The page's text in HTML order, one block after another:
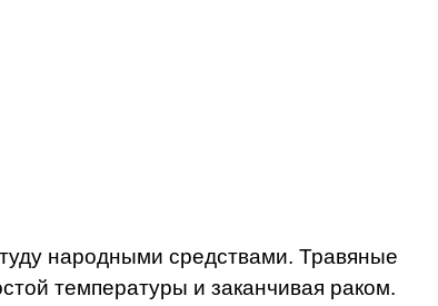
народными средствами. Травяные
температуры и заканчивая раком.